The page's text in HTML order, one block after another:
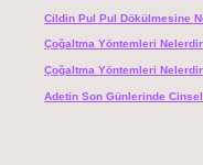
Cildin Pul Pul Dökülmesine
Çoğaltma Yöntemleri Nelerdir
Çoğaltma Yöntemleri Nelerdir
Adetin Son Günlerinde